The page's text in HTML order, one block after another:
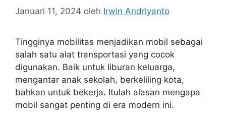
Januari 11, 2024 oleh Irwin Andriyanto
Tingginya mobilitas menjadikan mobil sebagai
salah satu alat transportasi yang cocok
digunakan. Baik untuk liburan keluarga,
mengantar anak sekolah, berkeliling kota,
bahkan untuk bekerja. Itulah alasan mengapa
mobil sangat penting di era modern ini.